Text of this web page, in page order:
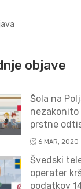
objave
Šola na
nezakonito
prstne
6 MAR, 2020
Švedski
operater
podatkov